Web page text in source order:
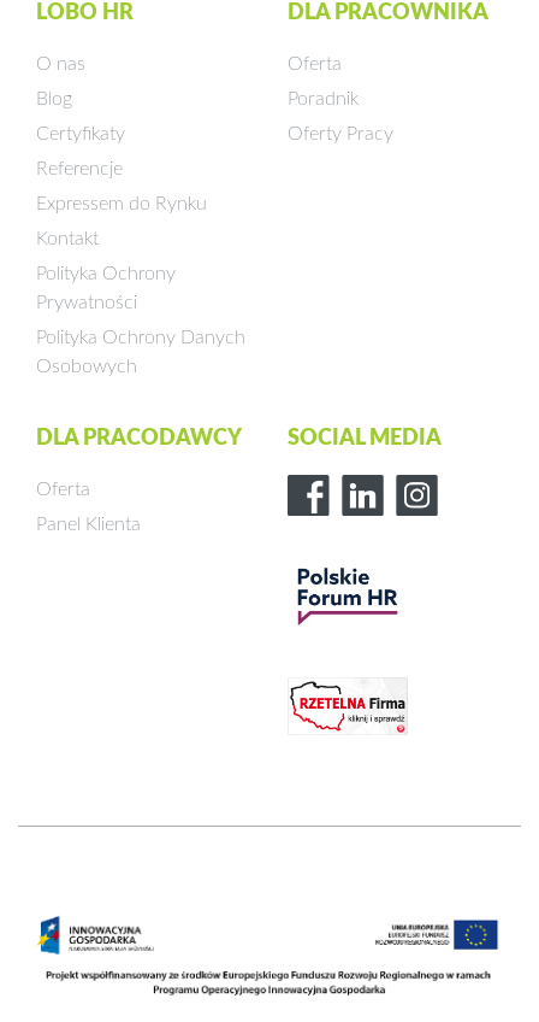
LOBO HR
O nas
Blog
Certyfikaty
Referencje
Expressem do Rynku
Kontakt
Polityka Ochrony
Prywatności
Polityka Ochrony Danych
Osobowych
DLA PRACOWNIKA
Oferta
Poradnik
Oferty Pracy
DLA PRACODAWCY
Oferta
Panel Klienta
SOCIAL MEDIA